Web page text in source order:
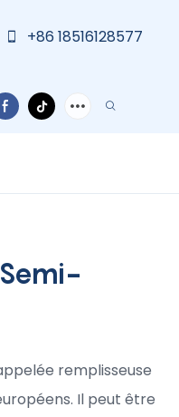
+86 18516128577
Cas Nouvelles
remplisseuse
Il peut être